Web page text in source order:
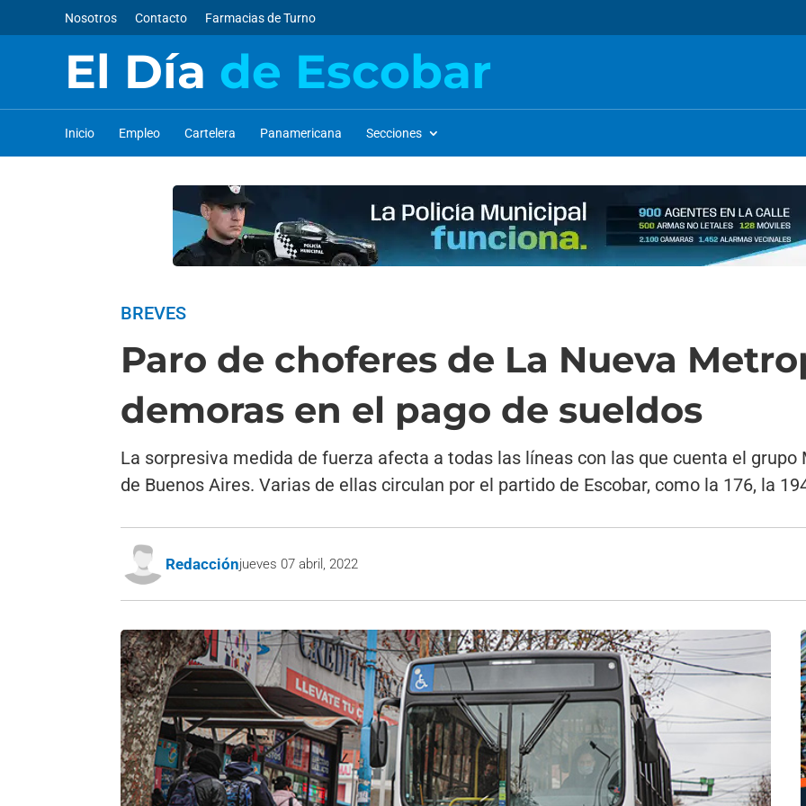
Nosotros Contacto Farmacias de Turno
El Día de Escobar
Inicio Empleo Cartelera Panamericana Secciones
BREVES
Paro de choferes de La Nueva
demoras en el pago de sueldos
La sorpresiva medida de fuerza afecta a todas las líneas con las que cuenta el
de Buenos Aires. Varias de ellas circulan por el partido de Escobar, como la 176, la
Redacciónjueves 07 abril, 2022